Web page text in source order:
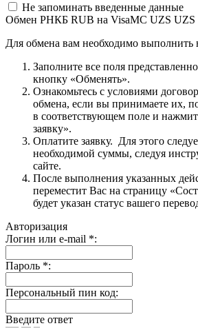
Не запоминать введенные данные
Обмен РНКБ RUB на VisaMC UZS UZS
Для обмена вам необходимо выполнить
Заполните все поля
кнопку «Обменять».
Ознакомьтесь с условиями
обмена, если вы принимаете их,
в соответствующем поле и
заявку».
Оплатите заявку. Для этого
необходимой суммы, следуя
сайте.
После выполнения указанных
переместит Вас на страницу
будет указан статус вашего
Авторизация
Логин или e-mail *:
Пароль *:
Персональный пин код:
Введите ответ